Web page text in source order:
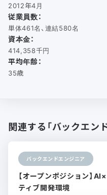
2012年4月
従業員数：
単体461名、連結580名
資本金：
414,358千円
平均年齢：
35歳
関連する「バックエン
バックエンドエンジニア
【オープンポジション】
ティブ開発環境